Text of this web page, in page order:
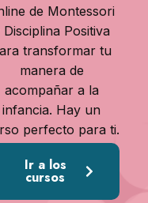
de Montessori
Disciplina Positiva
transformar tu
manera de
acompañar a la
infancia. Hay un
perfecto para ti.
Ir a los
cursos